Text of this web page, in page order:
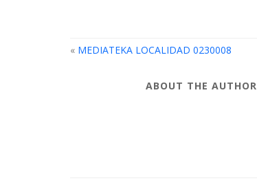
« MEDIATEKA LOCALIDAD 0230008
ABOUT THE AUTHOR